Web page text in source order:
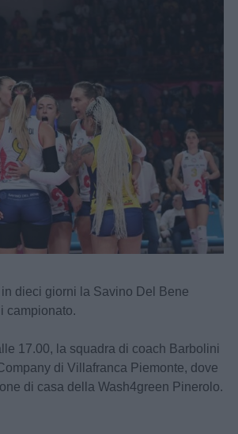
dieci giorni la Savino Del Bene
campionato.
17.00, la squadra di coach Barbolini
di Villafranca Piemonte, dove
di casa della Wash4green Pinerolo.